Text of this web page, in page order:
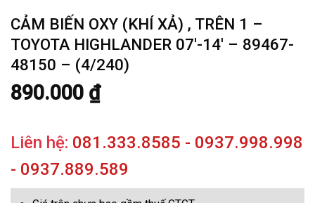
CẢM BIẾN OXY (KHÍ XẢ) , TRÊN 1 –
TOYOTA HIGHLANDER 07′-14′ – 89467-
48150 – (4/240)
890.000 ₫
Liên hệ: 081.333.8585 - 0937.998.998
- 0937.889.589